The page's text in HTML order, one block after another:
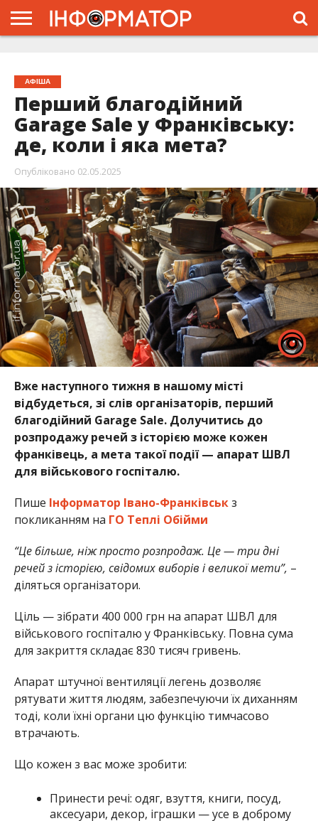
АФІША
Перший благодійний
Garage Sale у Франківську:
де, коли і яка мета?
Опубліковано 02.05.2025
Вже наступного тижня в нашому місті
відбудеться, зі слів організаторів, перший
благодійний Garage Sale. Долучитись до
розпродажу речей з історією може кожен
франківець, а мета такої події — апарат ШВЛ
для військового госпіталю.
Пише Інформатор Івано-Франківськз
покликанням на ГО Теплі Обійми
“Це більше, ніж просто розпродаж. Це — три дні
речей з історією, свідомих виборів і великої мети”, –
діляться організатори.
Ціль — зібрати 400 000 грн на апарат ШВЛ для
військового госпіталю у Франківську. Повна сума
для закриття складає 830 тисяч гривень.
Апарат штучної вентиляції легень дозволяє
рятувати життя людям, забезпечуючи їх диханням
тоді, коли їхні органи цю функцію тимчасово
втрачають.
Що кожен з вас може зробити:
Принести речі: одяг, взуття, книги, посуд,
аксесуари, декор, іграшки — усе в доброму